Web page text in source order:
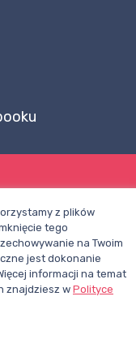
z plików
tego
na Twoim
jest dokonanie
informacji na temat
znajdziesz w Polityce